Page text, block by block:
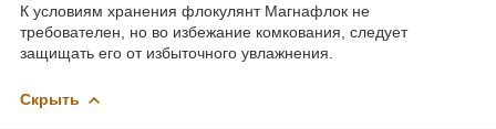
К условиям хранения флокулянт Магнафлок не
требователен, но во избежание комкования, следует
защищать его от избыточного увлажнения.
Скрыть